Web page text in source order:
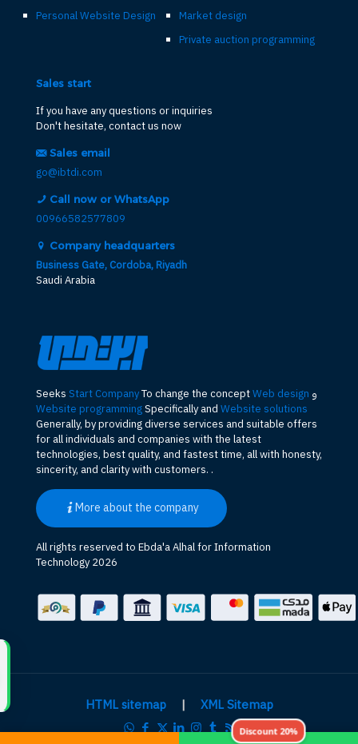
Market design
Private auction programming
Personal Website Design
Sales start
If you have any questions or inquiries
Don't hesitate, contact us now
Sales email
go@ibtdi.com
Call now or WhatsApp
00966582577809
Company headquarters
Business Gate, Cordoba, Riyadh
Saudi Arabia
Discount 20%
Seeks Start CompanyTo change the conceptWeb design و
Website programmingSpecifically and Website solutions
Generally, by providing diverse services and suitable offers
for all individuals and companies with the latest
technologies, best quality, and fastest time, all with honesty,
sincerity, and clarity with customers. .
More about the company
All rights reserved to Ebda'a Alhal for Information
Technology 2026
HTML sitemap | XML Sitemap